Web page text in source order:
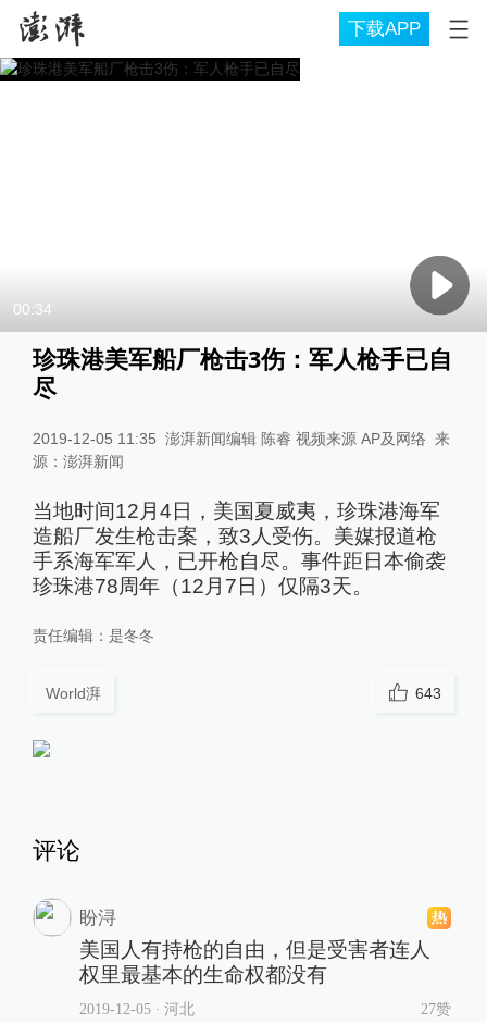
下载APP
00:34
珍珠港美军船厂枪击3伤：军人枪手已自
尽
2019-12-05 11:35 澎湃新闻编辑 陈睿 视频来源 AP及网络 来
源： 澎湃新闻
当地时间12月4日，美国夏威夷，珍珠港海军
造船厂发生枪击案，致3人受伤。美媒报道枪
手系海军军人，已开枪自尽。事件距日本偷袭
珍珠港78周年（12月7日）仅隔3天。
责任编辑： 是冬冬
World湃 643
评论
盼浔
美国人有持枪的自由，但是受害者连人
权里最基本的生命权都没有
2019-12-05∙ 河北 27赞